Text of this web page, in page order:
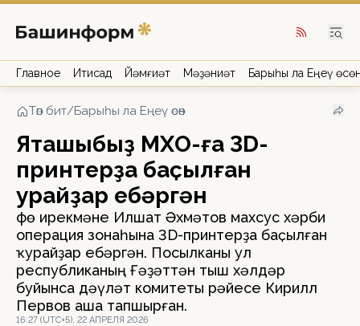
Главное Иҡтисад Йәмғиәт Мәҙәниәт Барыһы ла Еңеү
Төп бит/Барыһы ла Еңеү өсөн
Яҡташыбыҙ МХО-ға 3D-
принтерҙа баҫылған
ҡурайҙар ебәргән
Өфө ирекмәне Илшат Әхмәтов махсус хәрби
операция зонаһына 3D-принтерҙа баҫылған
ҡурайҙар ебәргән. Посылканы ул
республиканың Ғәҙәттән тыш хәлдәр
буйынса дәүләт комитеты рәйесе Кирилл
Первов аша тапшырған.
16:27 (UTC+5), 22 АПРЕЛЯ 2026